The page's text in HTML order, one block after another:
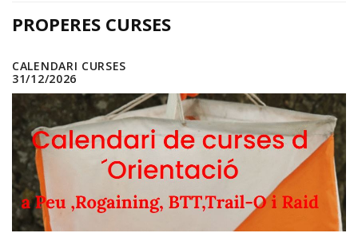
PROPERES CURSES
CALENDARI CURSES
31/12/2026